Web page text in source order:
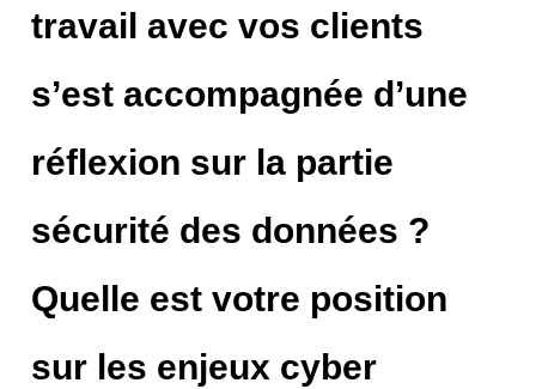
travail avec vos clients
s’est accompagnée d’une
réflexion sur la partie
sécurité des données ?
Quelle est votre position
sur les enjeux cyber